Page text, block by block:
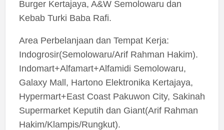
Burger Kertajaya, A&W Semolowaru dan
Kebab Turki Baba Rafi.
Area Perbelanjaan dan Tempat Kerja:
Indogrosir(Semolowaru/Arif Rahman Hakim).
Indomart+Alfamart+Alfamidi Semolowaru,
Galaxy Mall, Hartono Elektronika Kertajaya,
Hypermart+East Coast Pakuwon City, Sakinah
Supermarket Keputih dan Giant(Arif Rahman
Hakim/Klampis/Rungkut).